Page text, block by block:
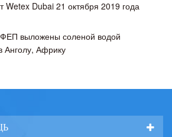
Wetex Dubai 21 октября 2019 года
выложены соленой водой
Анголу, Африку